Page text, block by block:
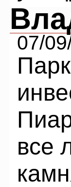
07/
все